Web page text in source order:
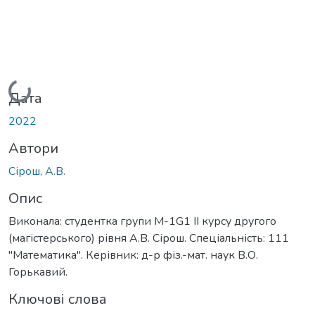
Вантажиться...
Дата
2022
Автори
Сірош, А.В.
Опис
Виконала: студентка групи M-1G1 II курсу другого
(магістерського) рівня А.В. Сірош. Спеціальність: 111
"Математика". Керівник: д-р фіз.-мат. наук B.О.
Горькавий.
Ключові слова